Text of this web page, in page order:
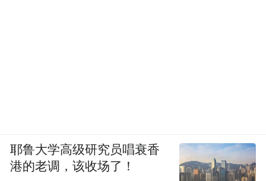
耶鲁大学高级研究员唱衰香
港的老调，该收场了！